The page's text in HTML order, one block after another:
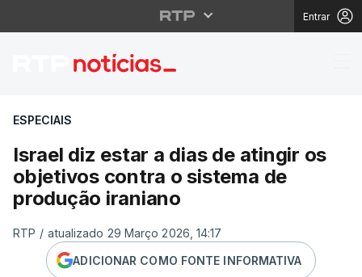
Entrar
Israel diz estar a dias
ESPECIAIS
Israel diz estar a dias de atingir os
objetivos contra o sistema de
produção iraniano
RTP / atualizado 29 Março 2026, 14:17
ADICIONAR COMO FONTE INFORMATIVA